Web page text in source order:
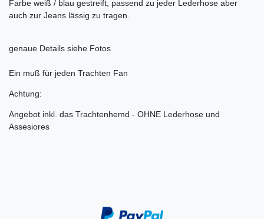
Farbe weiß / blau gestreift, passend zu jeder Lederhose aber
auch zur Jeans lässig zu tragen.
genaue Details siehe Fotos
Ein muß für jeden Trachten Fan
Achtung:
Angebot inkl. das Trachtenhemd - OHNE Lederhose und
Assesiores